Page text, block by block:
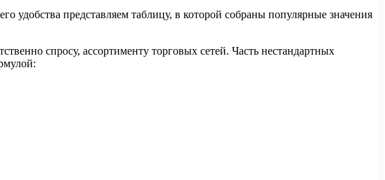
удобства представляем таблицу, в которой собраны популярные значения
спросу, ассортименту торговых сетей. Часть нестандартных